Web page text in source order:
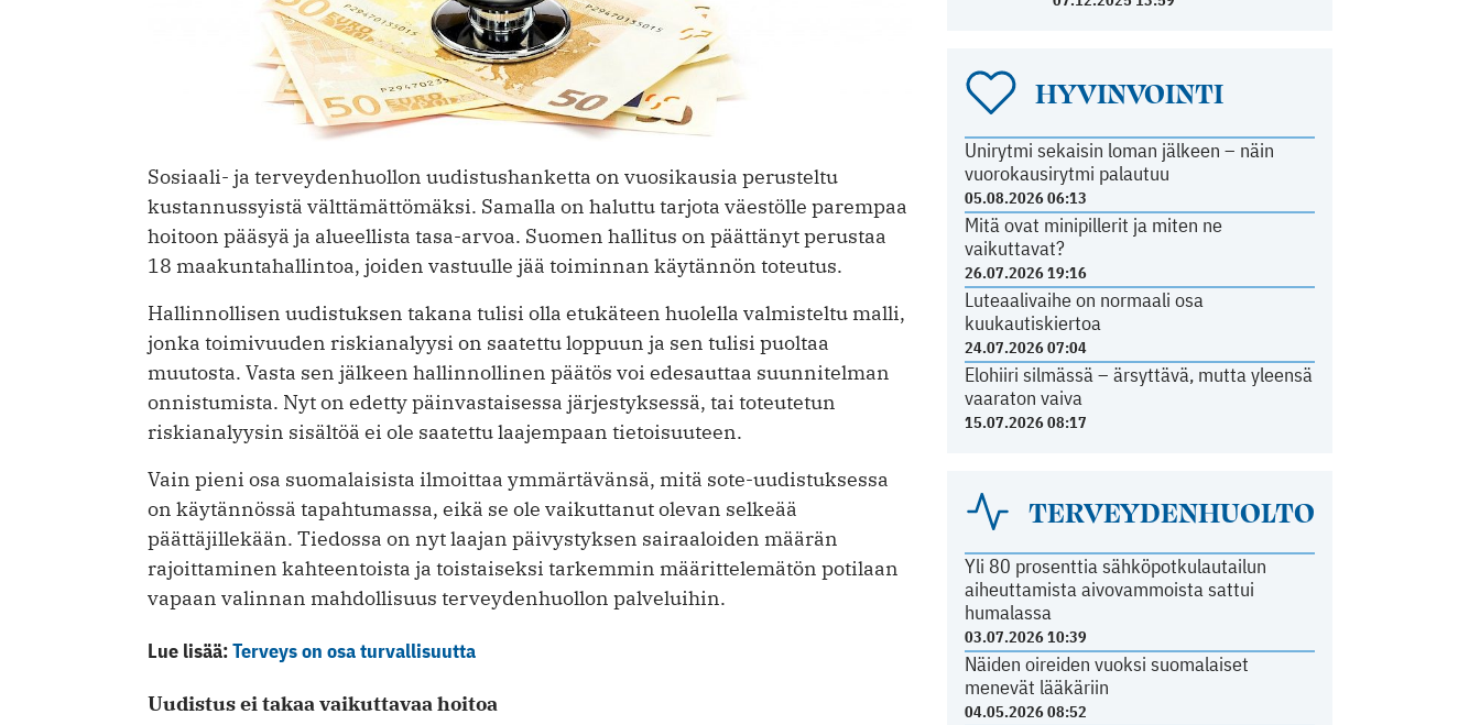
HYVINVOINTI
Unirytmi sekaisin loman jälkeen – näin
vuorokausirytmi palautuu
05.08.2026 06:13
Mitä ovat minipillerit ja miten ne
vaikuttavat?
26.07.2026 19:16
Luteaalivaihe on normaali osa
kuukautiskiertoa
24.07.2026 07:04
Elohiiri silmässä – ärsyttävä, mutta yleensä
vaaraton vaiva
15.07.2026 08:17
TERVEYDENHUOLTO
Yli 80 prosenttia sähköpotkulautailun
aiheuttamista aivovammoista sattui
humalassa
03.07.2026 10:39
Näiden oireiden vuoksi suomalaiset
menevät lääkäriin
04.05.2026 08:52
Sosiaali- ja terveydenhuollon uudistushanketta on vuosikausia perusteltu
kustannussyistä välttämättömäksi. Samalla on haluttu tarjota väestölle parempaa
hoitoon pääsyä ja alueellista tasa-arvoa. Suomen hallitus on päättänyt perustaa
18 maakuntahallintoa, joiden vastuulle jää toiminnan käytännön toteutus.
Hallinnollisen uudistuksen takana tulisi olla etukäteen huolella valmisteltu malli,
jonka toimivuuden riskianalyysi on saatettu loppuun ja sen tulisi puoltaa
muutosta. Vasta sen jälkeen hallinnollinen päätös voi edesauttaa suunnitelman
onnistumista. Nyt on edetty päinvastaisessa järjestyksessä, tai toteutetun
riskiana­lyysin sisältöä ei ole saatettu laajempaan tie­toisuuteen.
Vain pieni osa suomalaisista ilmoittaa ymmärtävänsä, mitä sote-uudistuksessa
on käytännössä tapahtumassa, eikä se ole vaikuttanut olevan selkeää
päättäjillekään. Tiedossa on nyt laajan päivystyksen sairaaloiden määrän
rajoittaminen kahteentoista ja toistaiseksi tarkemmin määrittelemätön potilaan
vapaan valinnan mahdollisuus terveydenhuollon palveluihin.
Lue lisää:Terveys on osa turvallisuutta
Uudistus ei takaa vaikuttavaa hoitoa